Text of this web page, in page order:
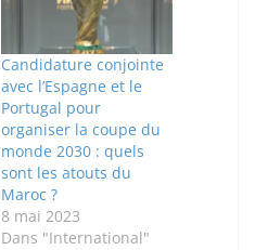
Candidature conjointe
avec l’Espagne et le
Portugal pour
organiser la coupe du
monde 2030 : quels
sont les atouts du
Maroc ?
8 mai 2023
Dans "International"